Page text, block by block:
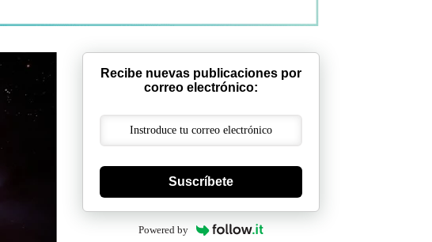
Recibe nuevas publicaciones por
correo electrónico:
Suscríbete
Powered by